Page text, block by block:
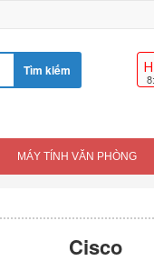
MÁY TÍNH VĂN PHÒNG
Cisco